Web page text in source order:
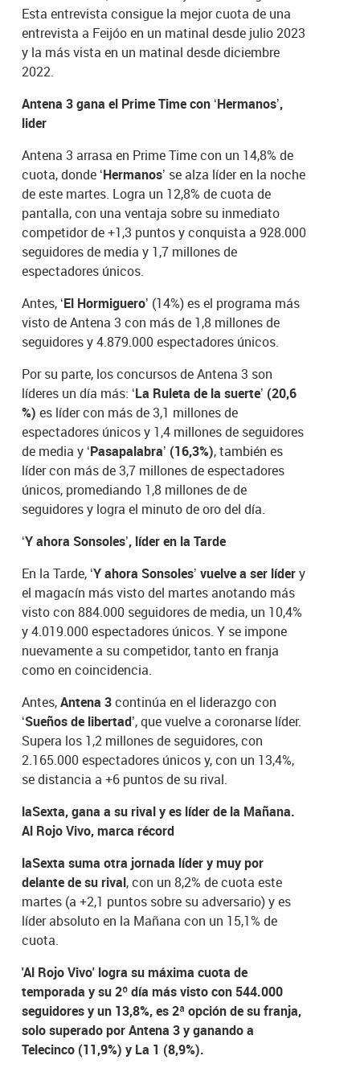
Esta entrevista consigue la mejor cuota de una
entrevista a Feijóo en un matinal desde julio 2023
y la más vista en un matinal desde diciembre
2022.
Antena 3 gana el Prime Time con ‘Hermanos’,
lider
Antena 3 arrasa en Prime Time con un 14,8% de
cuota, donde ‘Hermanos’ se alza líder en la noche
de este martes. Logra un 12,8% de cuota de
pantalla, con una ventaja sobre su inmediato
competidor de +1,3 puntos y conquista a 928.000
seguidores de media y 1,7 millones de
espectadores únicos.
Antes, ‘El Hormiguero’ (14%) es el programa más
visto de Antena 3 con más de 1,8 millones de
seguidores y 4.879.000 espectadores únicos.
Por su parte, los concursos de Antena 3 son
líderes un día más: ‘La Ruleta de la suerte’ (20,6
%)es líder con más de 3,1 millones de
espectadores únicos y 1,4 millones de seguidores
de media y ‘Pasapalabra’ (16,3%), también es
líder con más de 3,7 millones de espectadores
únicos, promediando 1,8 millones de de
seguidores y logra el minuto de oro del día.
‘Y ahora Sonsoles’, líder en la Tarde
En la Tarde, ‘Y ahora Sonsoles’ vuelve a ser lídery
el magacín más visto del martes anotando más
visto con 884.000 seguidores de media, un 10,4%
y 4.019.000 espectadores únicos. Y se impone
nuevamente a su competidor, tanto en franja
como en coincidencia.
Antes,Antena 3continúa en el liderazgo con
‘Sueños de libertad’, que vuelve a coronarse líder.
Supera los 1,2 millones de seguidores, con
2.165.000 espectadores únicos y, con un 13,4%,
se distancia a +6 puntos de su rival.
laSexta, gana a su rival y es líder de la Mañana.
Al Rojo Vivo, marca récord
laSexta suma otra jornada líder y muy por
delante de su rival, con un 8,2% de cuota este
martes (a +2,1 puntos sobre su adversario) y es
líder absoluto en la Mañana con un 15,1% de
cuota.
'Al Rojo Vivo' logra su máxima cuota de
temporada y su 2º día más visto con 544.000
seguidores y un 13,8%, es 2ª opción de su franja,
solo superado por Antena 3 y ganando a
Telecinco (11,9%) y La 1 (8,9%).